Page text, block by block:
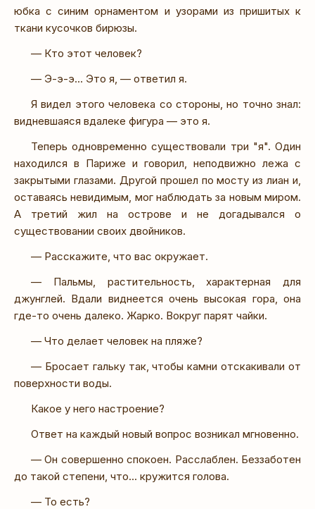
юбка с синим орнаментом и узорами из пришитых к
ткани кусочков бирюзы.
— Кто этот человек?
— Э-э-э... Это я, — ответил я.
Я видел этого человека со стороны, но точно знал:
видневшаяся вдалеке фигура — это я.
Теперь одновременно существовали три "я". Один
находился в Париже и говорил, неподвижно лежа с
закрытыми глазами. Другой прошел по мосту из лиан и,
оставаясь невидимым, мог наблюдать за новым миром.
А третий жил на острове и не догадывался о
существовании своих двойников.
— Расскажите, что вас окружает.
— Пальмы, растительность, характерная для
джунглей. Вдали виднеется очень высокая гора, она
где-то очень далеко. Жарко. Вокруг парят чайки.
— Что делает человек на пляже?
— Бросает гальку так, чтобы камни отскакивали от
поверхности воды.
Какое у него настроение?
Ответ на каждый новый вопрос возникал мгновенно.
— Он совершенно спокоен. Расслаблен. Беззаботен
до такой степени, что... кружится голова.
— То есть?